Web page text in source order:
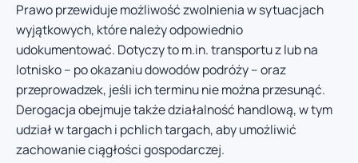
Prawo przewiduje możliwość zwolnienia w sytuacjach
wyjątkowych, które należy odpowiednio
udokumentować. Dotyczy to m.in. transportu z lub na
lotnisko – po okazaniu dowodów podróży – oraz
przeprowadzek, jeśli ich terminu nie można przesunąć.
Derogacja obejmuje także działalność handlową, w tym
udział w targach i pchlich targach, aby umożliwić
zachowanie ciągłości gospodarczej.